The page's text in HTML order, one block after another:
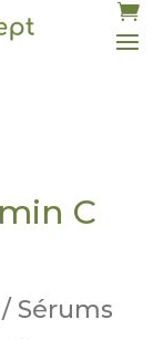
C
/ Sérums